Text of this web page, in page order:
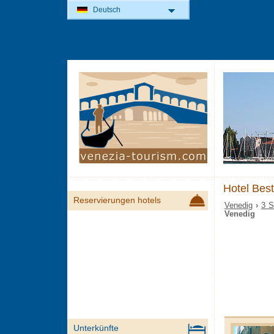
Hotel
Venedig ›3
Venedig
Reservierungen hotels
Unterkünfte
Deutsch